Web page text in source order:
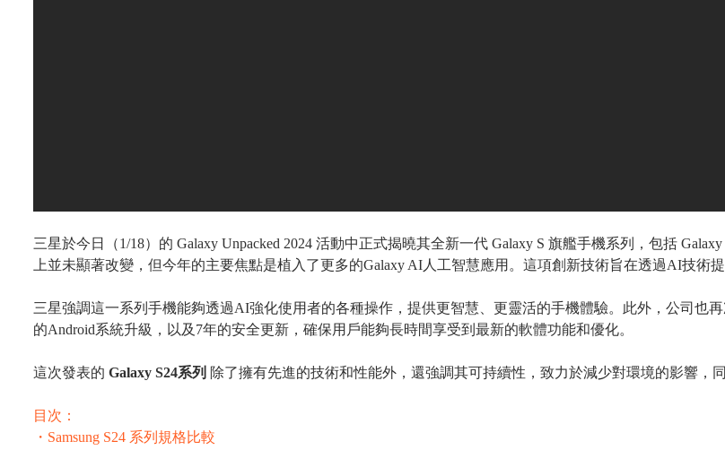
三星於今日（1/18）的 Galaxy Unpacked 2024 活動中正式揭曉其全新一代 Galaxy S 旗艦手機系列，包括 Galaxy
上並未顯著改變，但今年的主要焦點是植入了更多的Galaxy AI 人工智慧應用。這項創新技術旨在透過AI技術
三星強調這一系列手機能夠透過AI強化使用者的各種操作，提供更智慧、更靈活的手機體驗。此外，公司也
的Android系統升級，以及 7年的安全更新，確保用戶能夠長時間享受到最新的軟體功能和優化。
這次發表的 Galaxy S24系列 除了擁有先進的技術和性能外，還強調其可持續性，致力於減少對環境的影響，
目次：
・ Samsung S24 系列規格比較